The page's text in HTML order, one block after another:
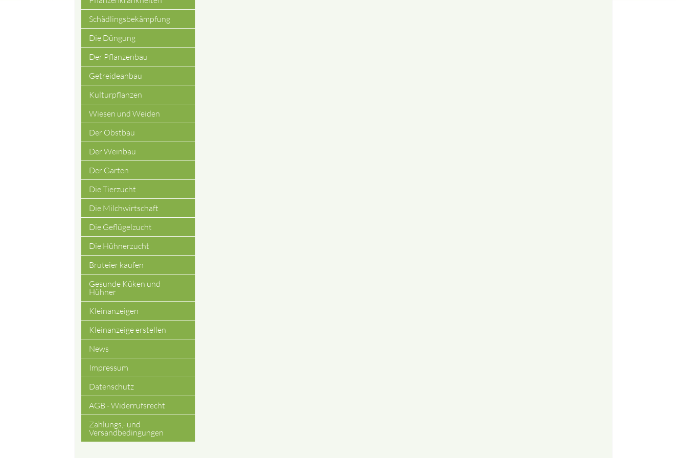
Schädlingsbekämpfung
Die Düngung
Der Pflanzenbau
Getreideanbau
Kulturpflanzen
Wiesen und Weiden
Der Obstbau
Der Weinbau
Der Garten
Die Tierzucht
Die Milchwirtschaft
Die Geflügelzucht
Die Hühnerzucht
Bruteier kaufen
Gesunde Küken und
Hühner
Kleinanzeigen
Kleinanzeige erstellen
News
Impressum
Datenschutz
AGB - Widerrufsrecht
Zahlungs,- und
Versandbedingungen